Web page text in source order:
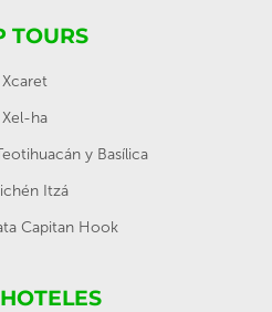
TOURS
Xcaret
Xel-ha
y Basílica
Itzá
Capitan Hook